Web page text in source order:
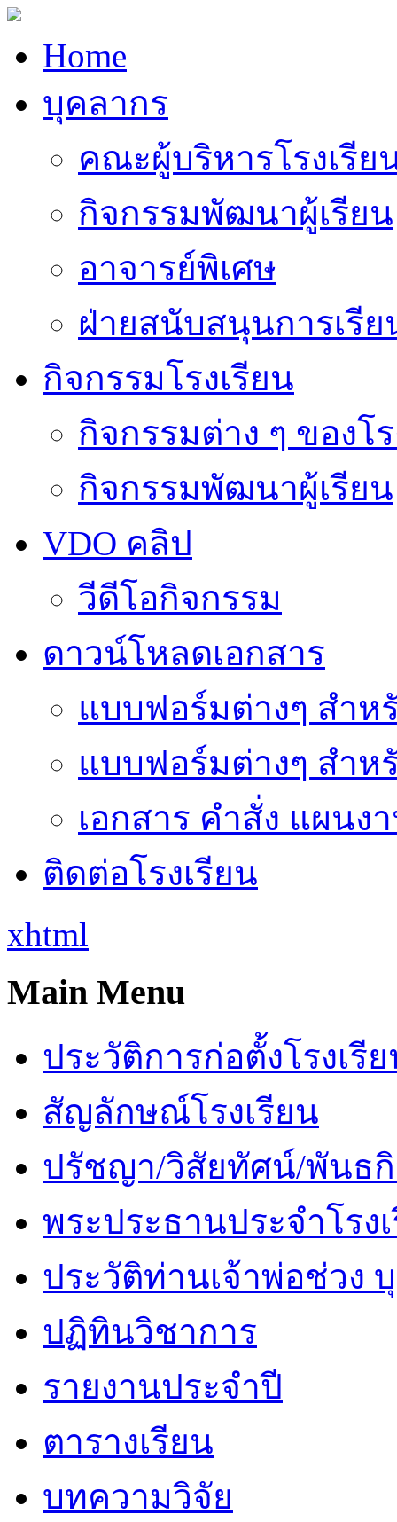
Home
บุคลากร
คณะผู้บริหารโรงเรีย
กิจกรรมพัฒนาผู้เรียน
อาจารย์พิเศษ
ฝ่ายสนับสนุนการเรี
กิจกรรมโรงเรียน
กิจกรรมต่าง ๆ ของโ
กิจกรรมพัฒนาผู้เรียน
VDO คลิป
วีดีโอกิจกรรม
ดาวน์โหลดเอกสาร
แบบฟอร์มต่างๆ สำห
แบบฟอร์มต่างๆ สำห
เอกสาร คำสั่ง แผนง
ติดต่อโรงเรียน
xhtml
Main Menu
ประวัติการก่อตั้งโรงเรี
สัญลักษณ์โรงเรียน
ปรัชญา/วิสัยทัศน์/พันธ
พระประธานประจำโรง
ประวัติท่านเจ้าพ่อช่วง
ปฏิทินวิชาการ
รายงานประจำปี
ตารางเรียน
บทความวิจัย